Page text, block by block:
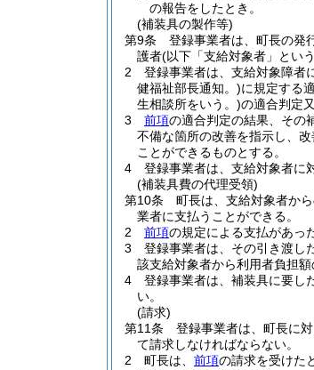
の報告をしたとき。
(補装具の製作等)
第9条
登録事業者は、町長の発
護者(以下「支給対象者」とい
2
登録事業者は、支給対象障者
健福祉部長通知。)に規定する
生相談所をいう。)の適合判定
3
前項の適合判定の結果、その
不備な箇所の改善を指示し、
ことができるものとする。
4
登録事業者は、支給対象者に
(補装具費の代理受領)
第10条
町長は、支給対象者か
業者に支払うことができる。
2
前項の規定による支払があっ
3
登録事業者は、その引き渡し
該支給対象者から利用者負担額
4
登録事業者は、補装具に要し
い。
(請求)
第11条
登録事業者は、町長に
て請求しなければならない。
2
町長は、 前項の請求を受けた